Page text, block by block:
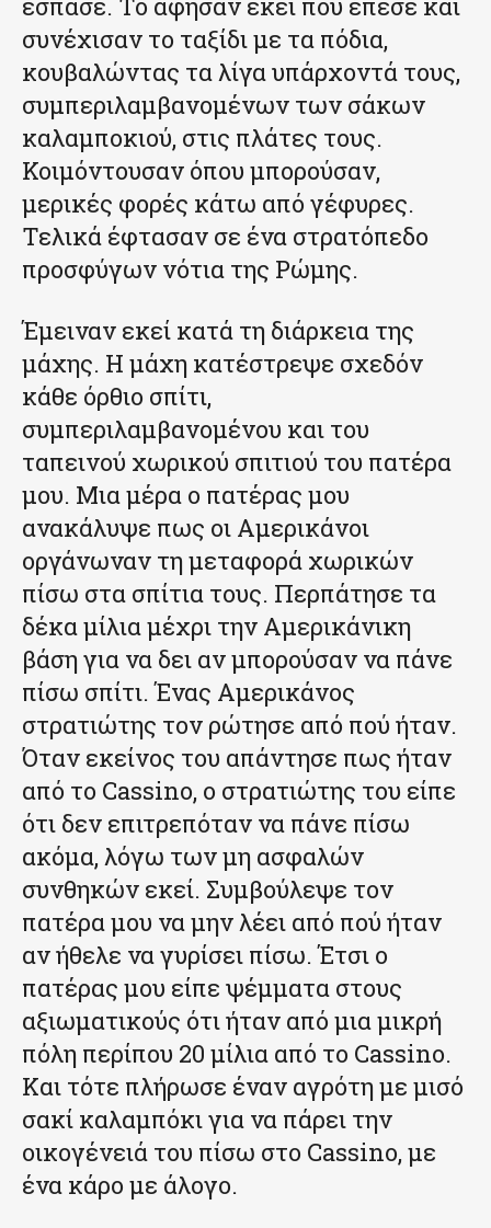
συνέχισαν το ταξίδι με τα πόδια,
κουβαλώντας τα λίγα υπάρχοντά τους,
συμπεριλαμβανομένων των σάκων
καλαμποκιού, στις πλάτες τους.
Κοιμόντουσαν όπου μπορούσαν,
μερικές φορές κάτω από γέφυρες.
Τελικά έφτασαν σε ένα στρατόπεδο
προσφύγων νότια της Ρώμης.
Έμειναν εκεί κατά τη διάρκεια της
μάχης. Η μάχη κατέστρεψε σχεδόν
κάθε όρθιο σπίτι,
συμπεριλαμβανομένου και του
ταπεινού χωρικού σπιτιού του πατέρα
μου. Μια μέρα ο πατέρας μου
ανακάλυψε πως οι Αμερικάνοι
οργάνωναν τη μεταφορά χωρικών
πίσω στα σπίτια τους. Περπάτησε τα
δέκα μίλια μέχρι την Αμερικάνικη
βάση για να δει αν μπορούσαν να πάνε
πίσω σπίτι. Ένας Αμερικάνος
στρατιώτης τον ρώτησε από πού ήταν.
Όταν εκείνος του απάντησε πως ήταν
από το Cassino, ο στρατιώτης του είπε
ότι δεν επιτρεπόταν να πάνε πίσω
ακόμα, λόγω των μη ασφαλών
συνθηκών εκεί. Συμβούλεψε τον
πατέρα μου να μην λέει από πού ήταν
αν ήθελε να γυρίσει πίσω. Έτσι ο
πατέρας μου είπε ψέμματα στους
αξιωματικούς ότι ήταν από μια μικρή
πόλη περίπου 20 μίλια από το Cassino.
Και τότε πλήρωσε έναν αγρότη με μισό
σακί καλαμπόκι για να πάρει την
οικογένειά του πίσω στο Cassino, με
ένα κάρο με άλογο.